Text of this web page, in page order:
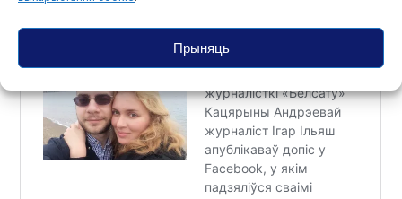
Прыняць